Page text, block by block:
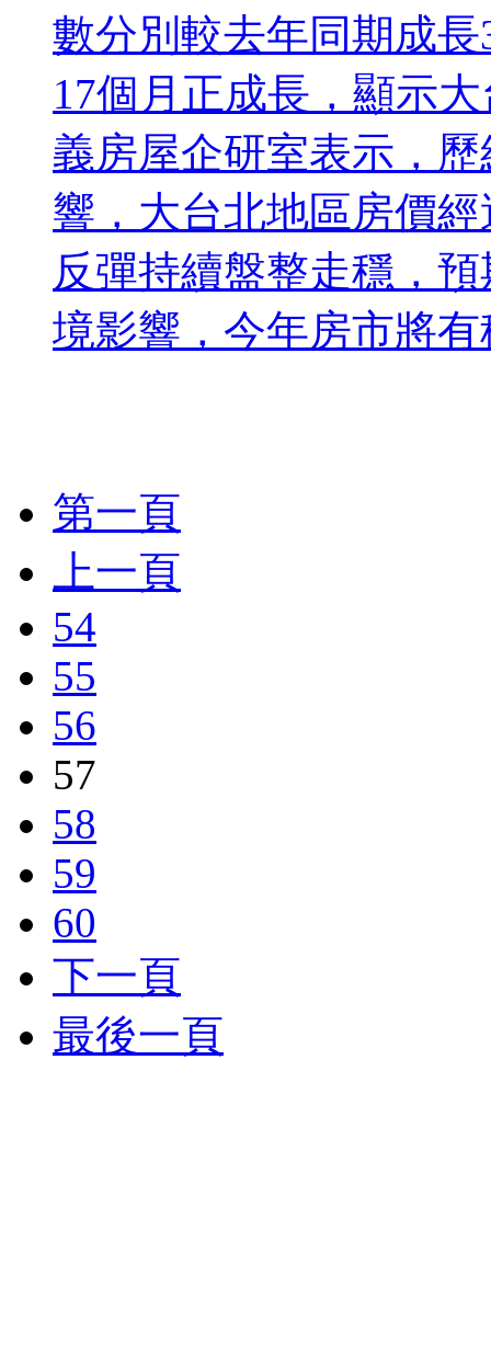
數分別較去年同期成長
17個月正成長，顯示
義房屋企研室表示，
響，大台北地區房價
反彈持續盤整走穩，
境影響，今年房市將
第一頁
上一頁
54
55
56
57
58
59
60
下一頁
最後一頁